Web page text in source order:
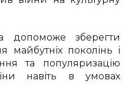
допоможе зберегти
майбутніх поколінь і
та популяризацію
навіть в умовах